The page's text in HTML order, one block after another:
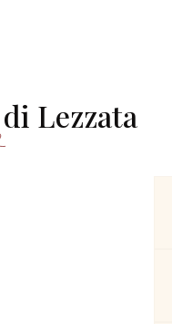
Lezzata